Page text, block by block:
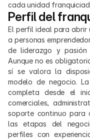
cada unidad
Perfil del
El perfil ideal para abrir
a personas
de liderazgo y
Aunque no es
sí se valora la
modelo de negocio.
completa desde el
comerciales,
soporte continuo para
las etapas del
perfiles con